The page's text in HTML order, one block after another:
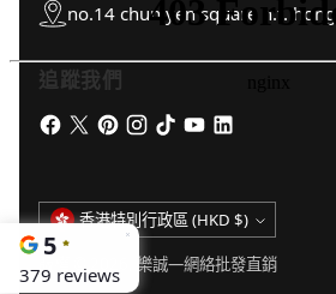
no.14 chun yen square n.t.
追蹤我們
貨
幣
香港特別行政區 (HKD $)
版權 © 2026, 樂誠—網絡批發直銷